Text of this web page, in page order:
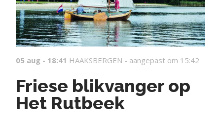
05 aug - 18:41 HAAKSBERGEN - aangepast om 15:42
Friese blikvanger op
Het Rutbeek